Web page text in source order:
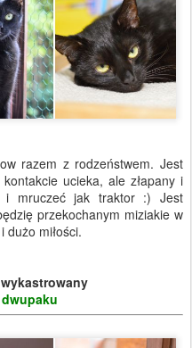
razem z rodzeństwem. Jest
ucieka, ale złapany i
i mruczeć jak traktor :) Jest
przekochanym miziakie w
dużo miłości.
wykastrowany